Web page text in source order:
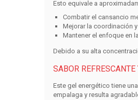
Esto equivale a
Combatir el cansancio
Mejorar la coordinación
Mantener el enfoque en
Debido a su alta
SABOR
Este gel energético tiene
empalaga y resulta